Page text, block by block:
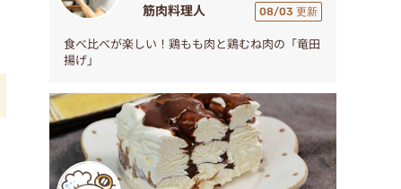
筋肉料理人 08/03 更新
食べ比べが楽しい！鶏もも肉と鶏むね肉の「竜田
揚げ」